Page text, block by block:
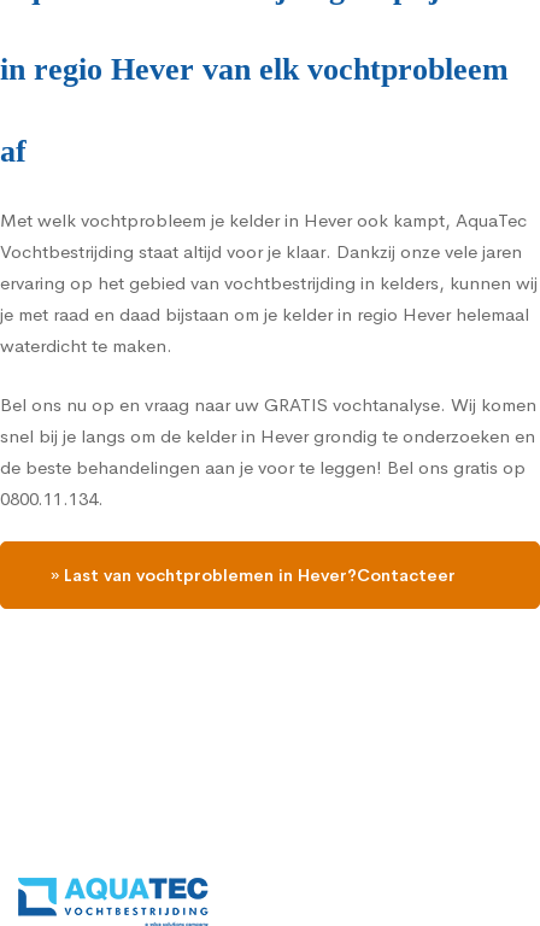
in regio Hever van elk vochtprobleem
af
Met welk vochtprobleem je kelder in Hever ook kampt, AquaTec
Vochtbestrijding staat altijd voor je klaar. Dankzij onze vele jaren
ervaring op het gebied van vochtbestrijding in kelders, kunnen wij
je met raad en daad bijstaan om je kelder in regio Hever helemaal
waterdicht te maken.
Bel ons nu op en vraag naar uw GRATIS vochtanalyse. Wij komen
snel bij je langs om de kelder in Hever grondig te onderzoeken en
de beste behandelingen aan je voor te leggen! Bel ons gratis op
0800.11.134.
» Last van vochtproblemen in Hever?Contacteer